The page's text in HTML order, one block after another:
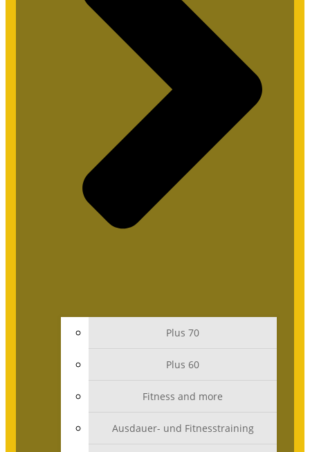
Plus 70
Plus 60
Fitness and more
Ausdauer- und Fitnesstraining